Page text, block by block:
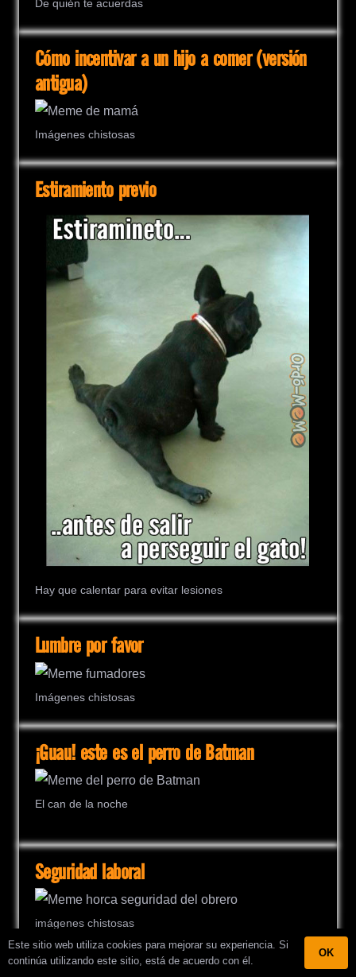
De quién te acuerdas
Cómo incentivar a un hijo a comer (versión
antigua)
Imágenes chistosas
Estiramiento previo
Hay que calentar para evitar lesiones
Lumbre por favor
Imágenes chistosas
¡Guau! este es el perro de Batman
El can de la noche
Seguridad laboral
imágenes chistosas
Este sitio web utiliza cookies para mejorar su experiencia. Si
continúa utilizando este sitio, está de acuerdo con él.
OK